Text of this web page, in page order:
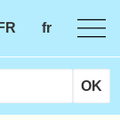
fr